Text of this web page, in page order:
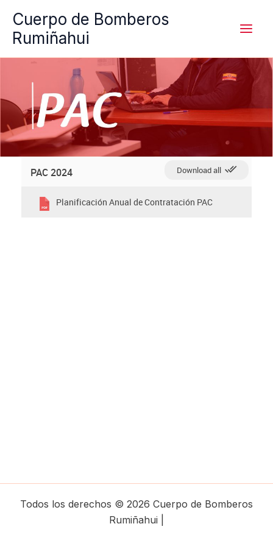
contenido
Cuerpo de Bomberos
Rumiñahui
Download all
PAC 2024
Planificación Anual de Contratación PAC
Todos los derechos © 2026 Cuerpo de Bomberos
Rumiñahui |